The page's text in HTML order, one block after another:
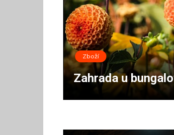
Zboží
Zahrada u